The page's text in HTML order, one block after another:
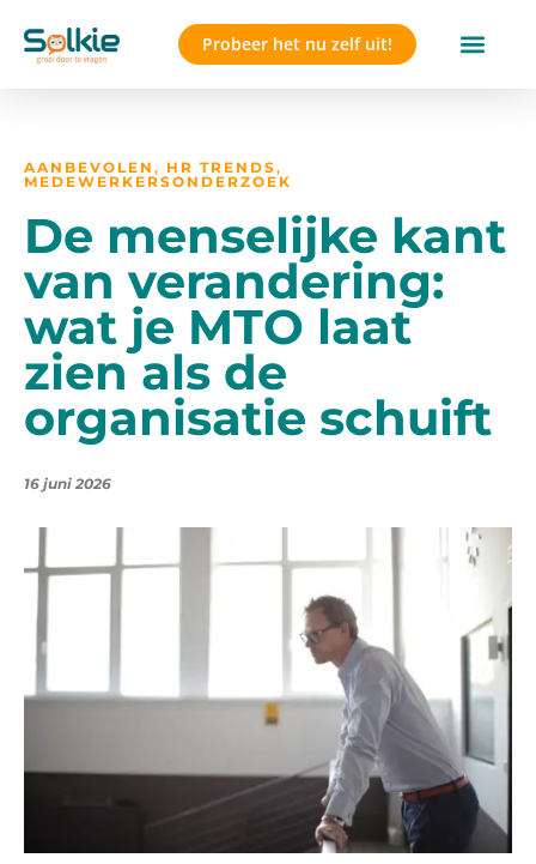
Probeer het nu zelf uit!
AANBEVOLEN , HR TRENDS,
MEDEWERKERSONDERZOEK
De menselijke kant
van verandering:
wat je MTO laat
zien als de
organisatie schuift
16 juni 2026